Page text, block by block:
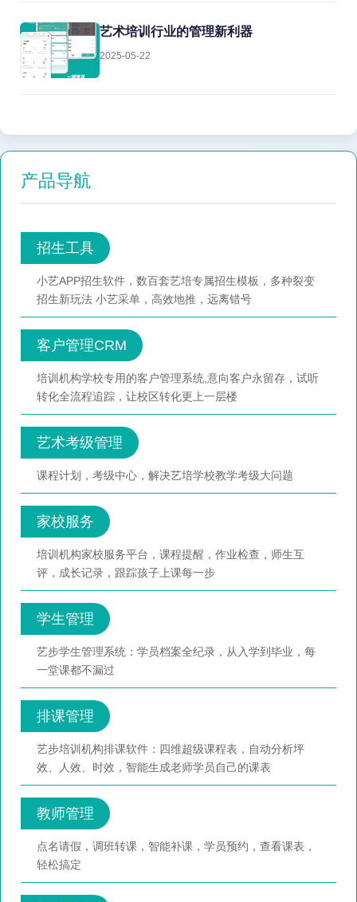
艺术培训行业的管理新利器
2025-05-22
产品导航
招生工具
小艺APP招生软件，数百套艺培专属招生模板，多种裂变
招生新玩法 小艺采单，高效地推，远离错号
客户管理CRM
培训机构学校专用的客户管理系统,意向客户永留存，试听
转化全流程追踪，让校区转化更上一层楼
艺术考级管理
课程计划，考级中心，解决艺培学校教学考级大问题
家校服务
培训机构家校服务平台，课程提醒，作业检查，师生互
评，成长记录，跟踪孩子上课每一步
学生管理
艺步学生管理系统：学员档案全纪录，从入学到毕业，每
一堂课都不漏过
排课管理
艺步培训机构排课软件：四维超级课程表，自动分析坪
效、人效、时效，智能生成老师学员自己的课表
教师管理
点名请假，调班转课，智能补课，学员预约，查看课表，
轻松搞定